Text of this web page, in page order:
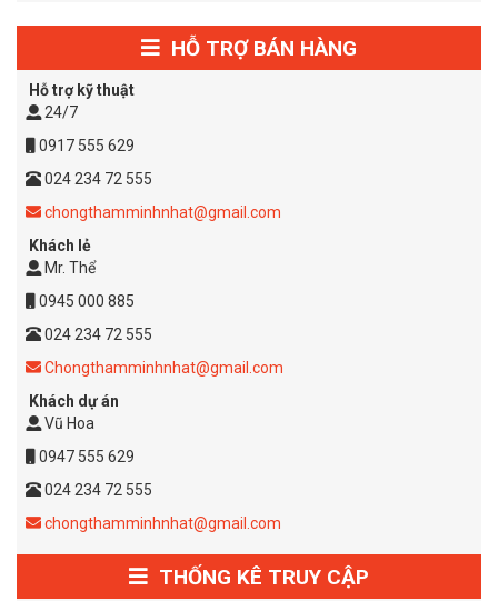
HỖ TRỢ BÁN HÀNG
Hỗ trợ kỹ thuật
24/7
0917 555 629
024 234 72 555
chongthamminhnhat@gmail.com
Khách lẻ
Mr. Thể
0945 000 885
024 234 72 555
Chongthamminhnhat@gmail.com
Khách dự án
Vũ Hoa
0947 555 629
024 234 72 555
chongthamminhnhat@gmail.com
THỐNG KÊ TRUY CẬP